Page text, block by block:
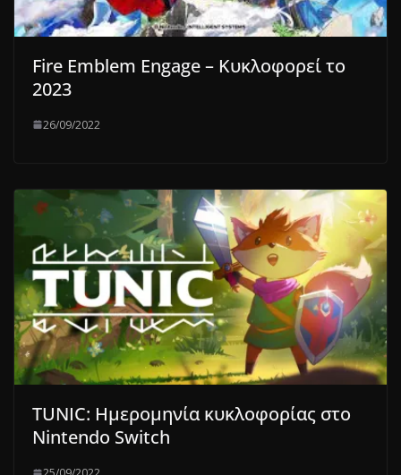
Fire Emblem Engage – Κυκλοφορεί το
2023
26/09/2022
TUNIC: Ημερομηνία κυκλοφορίας στο
Nintendo Switch